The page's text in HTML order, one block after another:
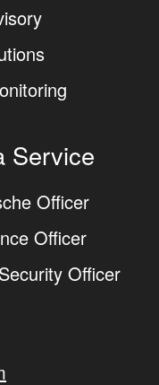
Service
Officer
Officer
Officer